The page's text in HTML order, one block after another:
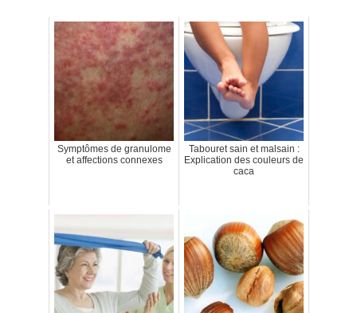
Symptômes de granulome
et affections connexes
Tabouret sain et malsain :
Explication des couleurs de
caca